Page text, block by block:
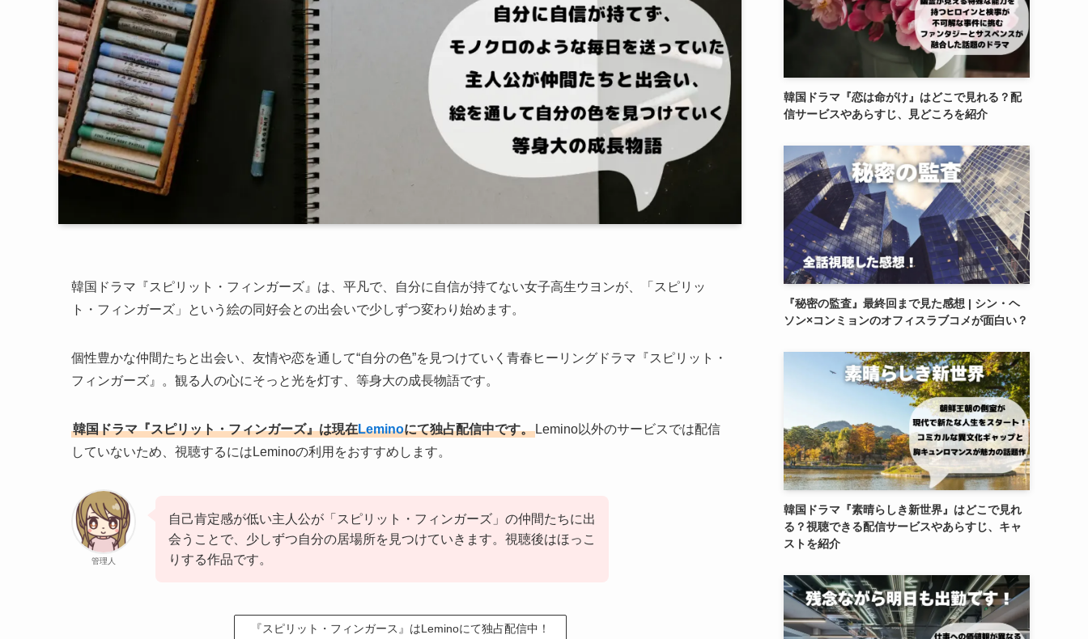
韓国ドラマ『スピリット・フィンガーズ』は、平凡で、自分に自信が持てない女子高生ウヨンが、「スピリッ
ト・フィンガーズ」という絵の同好会との出会いで少しずつ変わり始めます。
個性豊かな仲間たちと出会い、友情や恋を通して“自分の色”を見つけていく青春ヒーリングドラマ『スピリット・
フィンガーズ』。観る人の心にそっと光を灯す、等身大の成長物語です。
韓国ドラマ『スピリット・フィンガーズ』は現在Leminoにて独占配信中です。 Lemino以外のサービスでは配信
していないため、視聴するにはLeminoの利用をおすすめします。
管理人
自己肯定感が低い主人公が「スピリット・フィンガーズ」の仲間たちに出
会うことで、少しずつ自分の居場所を見つけていきます。視聴後はほっこ
りする作品です。
『スピリット・フィンガース』はLeminoにて独占配信中！
韓国ドラマ『恋は命がけ』はどこで見れる？配
信サービスやあらすじ、見どころを紹介
『秘密の監査』最終回まで見た感想 | シン・ヘ
ソン×コンミョンのオフィスラブコメが面白い？
韓国ドラマ『素晴らしき新世界』はどこで見れ
る？視聴できる配信サービスやあらすじ、キャ
ストを紹介